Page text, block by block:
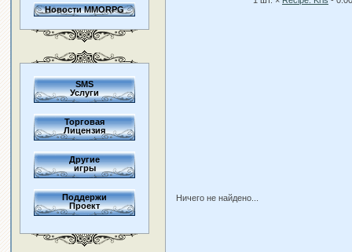
Новости MMORPG
SMS
Услуги
Торговая
Лицензия
Другие
игры
Поддержи
Проект
Ничего не найдено...